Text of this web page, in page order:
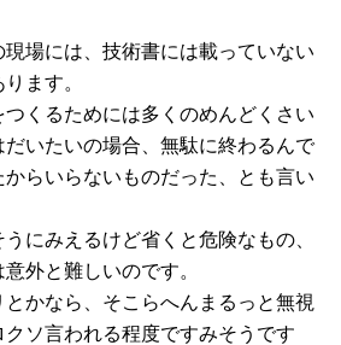
場には、技術書には載っていない
ます。
くるためには多くのめんどくさい
いたいの場合、無駄に終わるんで
らいらないものだった、とも言い
にみえるけど省くと危険なもの、
外と難しいのです。
かなら、そこらへんまるっと無視
クソ言われる程度ですみそうです